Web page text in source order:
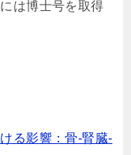
は博士号を取得
る影響：骨-腎臓-